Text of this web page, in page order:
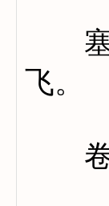
塞
飞。
卷